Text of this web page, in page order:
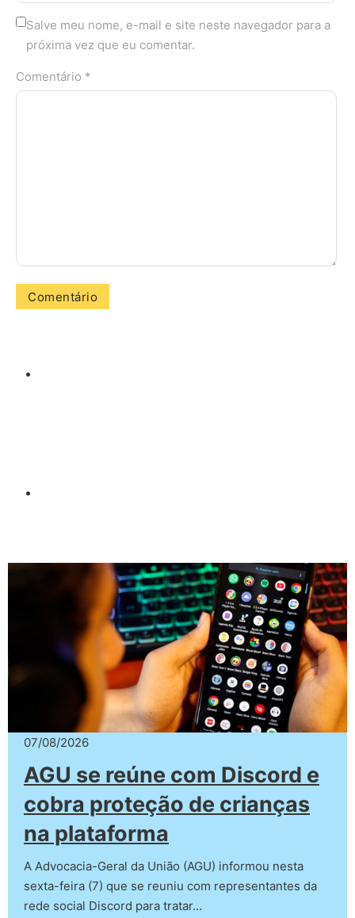
Salve meu nome, e-mail e site neste navegador para a
próxima vez que eu comentar.
Comentário *
07/08/2026
AGU se reúne com Discord e
cobra proteção de crianças
na plataforma
A Advocacia-Geral da União (AGU) informou nesta
sexta-feira (7) que se reuniu com representantes da
rede social Discord para tratar…